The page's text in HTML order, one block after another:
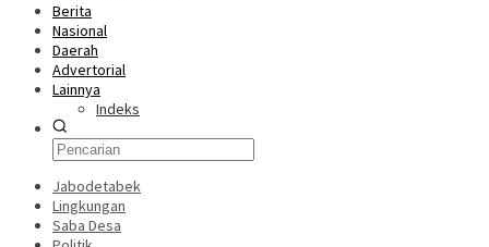
Berita
Nasional
Daerah
Advertorial
Lainnya
Indeks
Jabodetabek
Lingkungan
Saba Desa